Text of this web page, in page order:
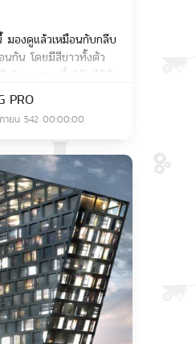
องดูแล้วเหมือนกับกลีบ
นกัน โดยมีสีขาวทั้งตัว
ตัดในบางจุดเพื่อให้ดูมีมิติ
ในด้วยการใช้กระจกใสทั้ง
รใช้แสงสีเหลืองช่วย
บอุ่นและชวนมองมากขึ้น
PRO
ยน 542 00:00:00
Save